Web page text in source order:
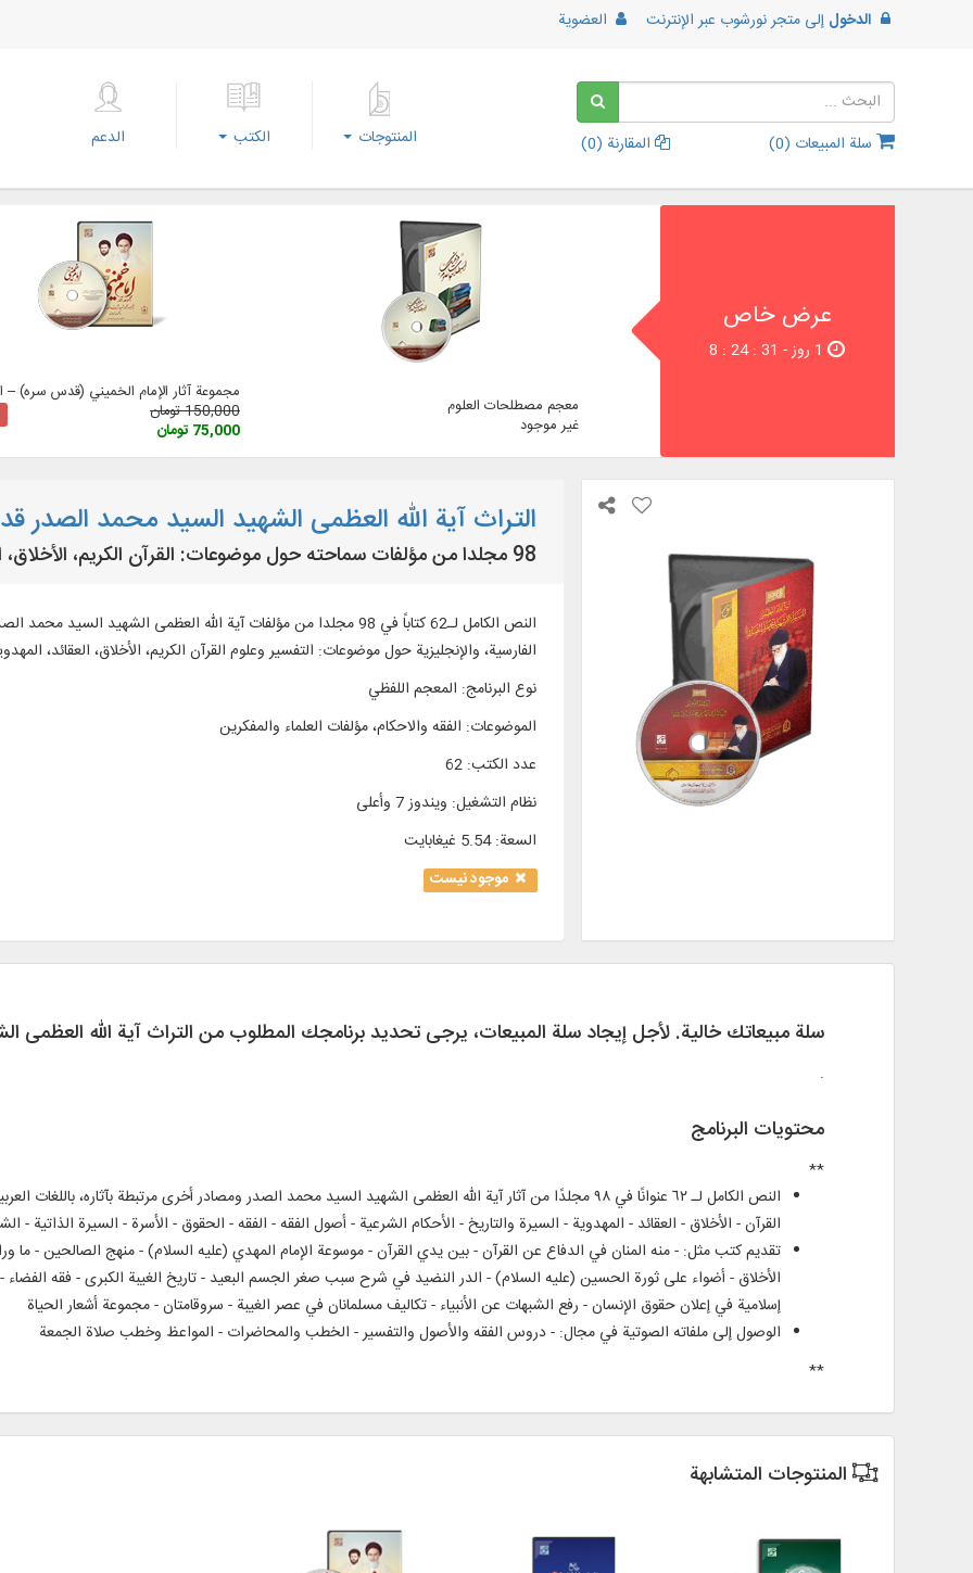
الدخول إلى متجر نورشوب عبر الإنترنت العضوية
سلة المبيعات (0
) المقارنة (0
) المنتوجات الكتب الدعم
عرض خاص
معجم مصطلحات العلوم
غير موجود
مجموعة آثار الإمام الخميني (قدس سره) –
150,000 تومان
75,000 تومان
التراث آية الله العظمی الشهید السيد محمد
98 مجلدا من مؤلفات سماحته حول موضوعات: القرآن الكريم، الأخلاق، العقائد، التاريخ، الفقه، الأصول، و...
النص الكامل لـ62 كتاباً في 98 مجلدا من مؤلفات آية الله العظمى الشهيد
الفارسية، والإنجليزية حول موضوعات: التفسیر وعلوم القرآن الكريم، الأخلاق، العقائد،
نوع البرنامج: المعجم اللفظي
الموضوعات: الفقه والاحكام، مؤلفات العلماء والمفكرين
عدد الكتب:
62
نظام التشغیل: ويندوز 7 وأعلی
السعة:5.54 غيغابايت
موجود نیست
سلة مبيعاتك خالية. لأجل إيجاد سلة المبيعات، يرجی تحديد برنامجك المطلوب من التراث آية الله
.
محتويات البرنامج
**
النص الكامل لـ ٦٢ عنوانًا في ٩٨ مجلدًا من آثار آية الله العظمى الشهيد السيد محمد الصدر ومصادر أخرى مرتبطة بآثاره،
القرآن - الأخلاق - العقائد - المهدوية - السيرة والتاريخ - الأحكام الشرعية - أصول الفقه - الفقه - الحقوق - الأسرة - السيرة الذاتية -
تقديم كتب مثل: - منه المنان في الدفاع عن القرآن - بين يدي القرآن - موسوعة الإمام المهدي (عليه السلام) - منهج الصالحين - ما
الأخلاق - أضواء على ثورة الحسين (عليه السلام) - الدر النضيد في شرح سبب صغر الجسم البعيد - تاريخ الغيبة الكبرى - فقه
إسلامية في إعلان حقوق الإنسان - رفع الشبهات عن الأنبياء - تکالیف مسلمانان في عصر الغيبة - سروقامتان - مجموعة أشعار الحياة
الوصول إلى ملفاته الصوتية في مجال: - دروس الفقه والأصول والتفسير - الخطب والمحاضرات - المواعظ وخطب صلاة الجمعة
**
المنتوجات المتشابهة